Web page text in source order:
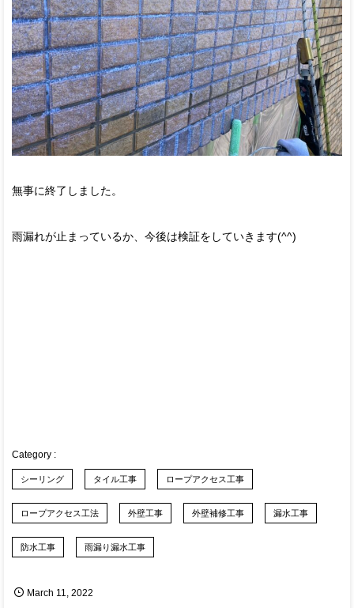
無事に終了しました。
雨漏れが止まっているか、今後は検証をしていきます(^^)
シーリング タイル工事 ロープアクセス工事
ロープアクセス工法 外壁工事 外壁補修工事 漏水工事
防水工事 雨漏り漏水工事
March 11 ,2022